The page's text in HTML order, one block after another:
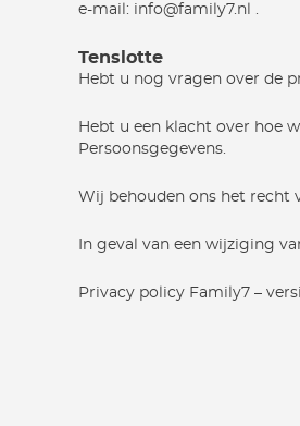
e-mail: info@family7.nl .
Tenslotte
Hebt u nog vragen over de
Hebt u een klacht over hoe
Persoonsgegevens.
Wij behouden ons het recht
In geval van een wijziging
Privacy policy Family7 –